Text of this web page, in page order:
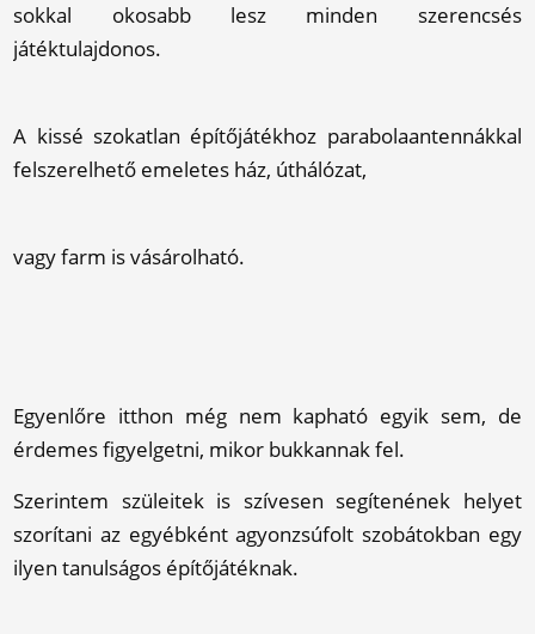
sokkal okosabb lesz minden szerencsés
játéktulajdonos.
A kissé szokatlan építőjátékhoz parabolaantennákkal
felszerelhető emeletes ház, úthálózat,
vagy farm is vásárolható.
Egyenlőre itthon még nem kapható egyik sem, de
érdemes figyelgetni, mikor bukkannak fel.
Szerintem szüleitek is szívesen segítenének helyet
szorítani az egyébként agyonzsúfolt szobátokban egy
ilyen tanulságos építőjátéknak.